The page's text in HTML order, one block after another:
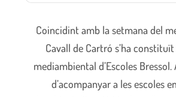
Coincidint amb la setmana del
Cavall de Cartró s’ha
mediambiental d’Escoles Bressol.
d’acompanyar a les escoles